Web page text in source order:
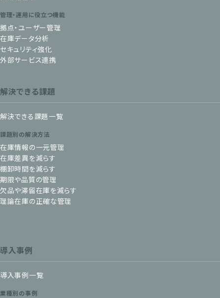
管理・運用に役立つ機能
拠点・ユーザー管理
在庫データ分析
セキュリティ強化
外部サービス連携
解決できる課題
解決できる課題一覧
課題別の解決方法
在庫情報の一元管理
在庫差異を減らす
棚卸時間を減らす
期限や品質の管理
欠品や滞留在庫を減らす
理論在庫の正確な管理
導入事例
導入事例一覧
業種別の事例